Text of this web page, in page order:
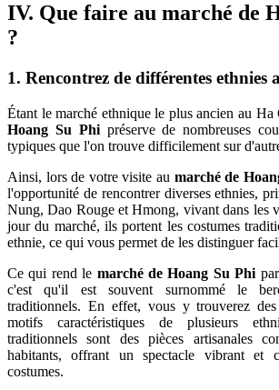
IV. Que faire au marché de
?
1. Rencontrez de différentes ethnies
Étant le marché ethnique le plus ancien au Ha
Hoang Su Phipréserve de nombreuses
typiques que l'on trouve difficilement sur
Ainsi, lors de votre visite au marché de
l'opportunité de rencontrer diverses ethnies,
Nung, Dao Rouge et Hmong, vivant dans les
jour du marché, ils portent les costumes
ethnie, ce qui vous permet de les distinguer
Ce qui rend le marché de Hoang Su Phi
c'est qu'il est souvent surnommé le
traditionnels. En effet, vous y trouverez
motifs caractéristiques de plusieurs
traditionnels sont des pièces artisanales
habitants, offrant un spectacle vibrant et
costumes.